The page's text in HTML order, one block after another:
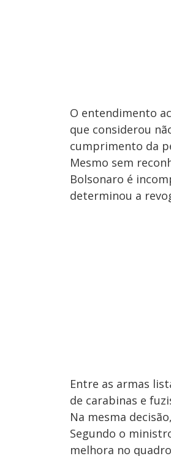
O entendimento
que considerou
cumprimento da
Mesmo sem
Bolsonaro é
determinou a
Entre as armas
de carabinas e
Na mesma
Segundo o
melhora no